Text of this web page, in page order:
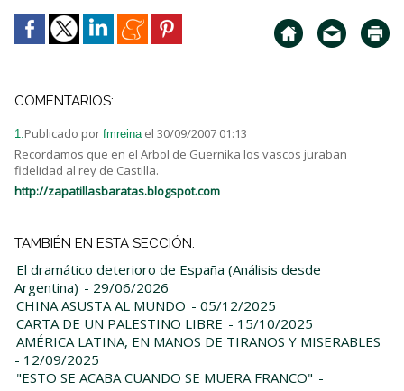
COMENTARIOS:
1.Publicado por fmreina el 30/09/2007 01:13
Recordamos que en el Arbol de Guernika los vascos juraban
fidelidad al rey de Castilla.
http://zapatillasbaratas.blogspot.com
TAMBIÉN EN ESTA SECCIÓN:
El dramático deterioro de España (Análisis desde
Argentina) - 29/06/2026
CHINA ASUSTA AL MUNDO - 05/12/2025
CARTA DE UN PALESTINO LIBRE - 15/10/2025
AMÉRICA LATINA, EN MANOS DE TIRANOS Y MISERABLES
- 12/09/2025
"ESTO SE ACABA CUANDO SE MUERA FRANCO" -